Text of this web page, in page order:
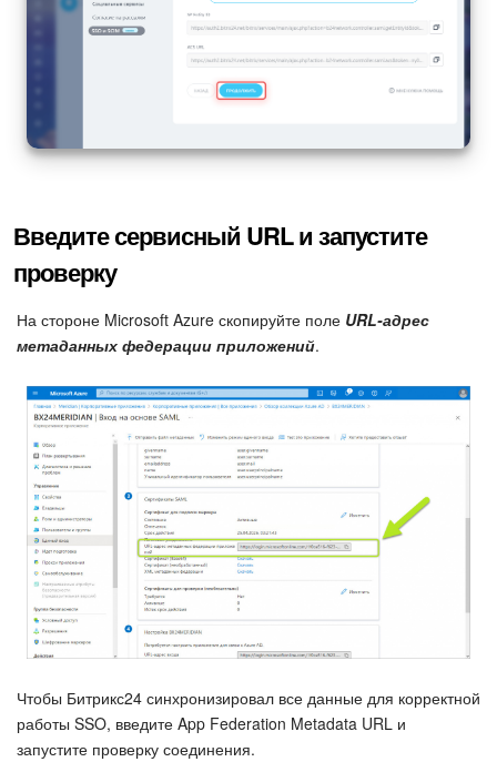
Введите сервисный URL и запустите
проверку
На стороне Microsoft Azure скопируйте поле URL-адрес
метаданных федерации приложений.
Чтобы Битрикс24 синхронизировал все данные для корректной
работы SSO, введите App Federation Metadata URL и
запустите проверку соединения.